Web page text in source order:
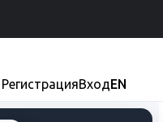
РегистрацияВходEN